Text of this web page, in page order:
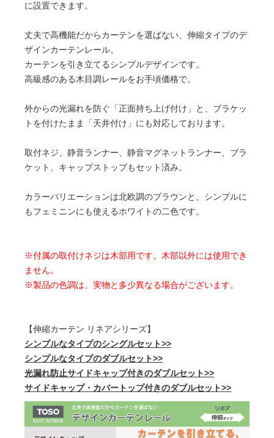
に設置できます。
丈夫で高機能だからカーテンを選ばない、伸縮タイプのデ
ザインカーテンレール。
カーテンを引き立てるシンプルデザインです。
高級感のある木目調レールをお手頃価格で。
外からの光漏れを防ぐ「正面持ち上げ付け」と、ブラケッ
トを付けたまま「天井付け」にも対応しております。
取付ネジ、静音ランナー、静音マグネットランナー、ブラ
ケット、キャップストップもセット済み。
カラーバリエーションは北欧調のブラウンと、シンプルに
もフェミニンにも使えるホワイトの二色です。
※付属の取付けネジは木部用です。木部以外には使用でき
ません。
※製品の色調は、実物と多少異なる場合がございます。
【伸縮カーテン リネアシリーズ】
シンプルなタイプのシングルセット>>
シンプルなタイプのダブルセット>>
光漏れ防止サイドキャップ付きのダブルセット>>
サイドキャップ・カバートップ付きのダブルセット>>